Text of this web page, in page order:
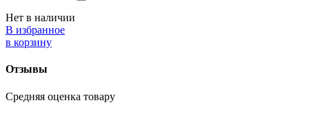
Нет в наличии
В избранное
в корзину
Отзывы
Средняя оценка товару